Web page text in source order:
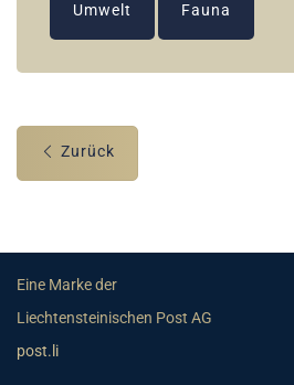
Umwelt Fauna
Zurück
Eine Marke der
Liechtensteinischen Post AG
post.li